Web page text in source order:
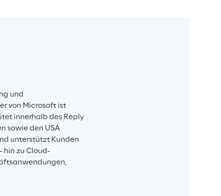
und
von Microsoft ist
innerhalb des Reply
sowie den USA
unterstützt Kunden
hin zu Cloud-